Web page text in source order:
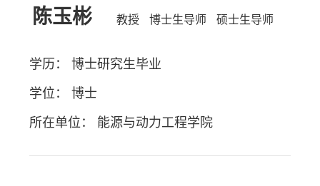
陈玉彬 教授 博士生导师 硕士生导师
学历： 博士研究生毕业
学位： 博士
所在单位： 能源与动力工程学院